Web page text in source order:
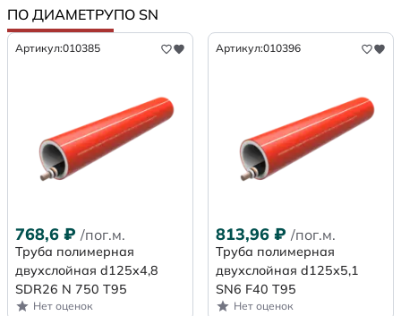
ПО ДИАМЕТРУПО SN
Артикул:010385
768,6 ₽ /пог.м.
Труба полимерная
двухслойная d125x4,8
SDR26 N 750 Т95
Нет оценок
Артикул:010396
813,96 ₽ /пог.м.
Труба полимерная
двухслойная d125х5,1
SN6 F40 Т95
Нет оценок